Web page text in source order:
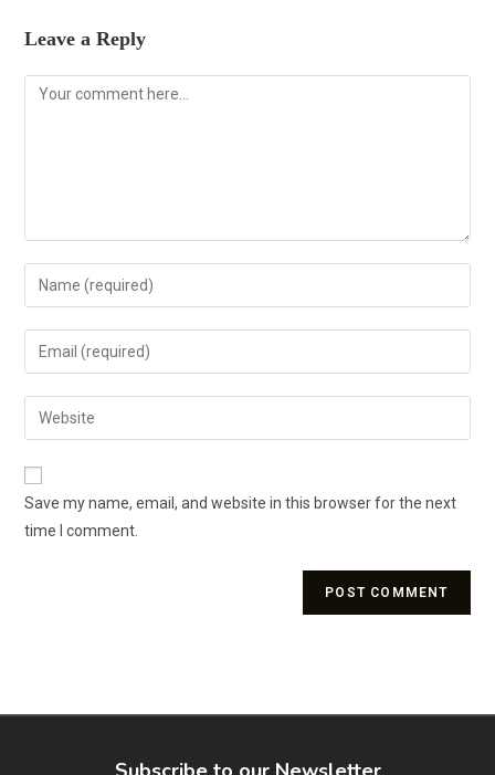
Leave a Reply
Save my name, email, and website in this browser for the next
time I comment.